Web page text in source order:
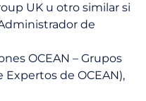
UK u otro similar si
de
OCEAN – Grupos
de OCEAN),